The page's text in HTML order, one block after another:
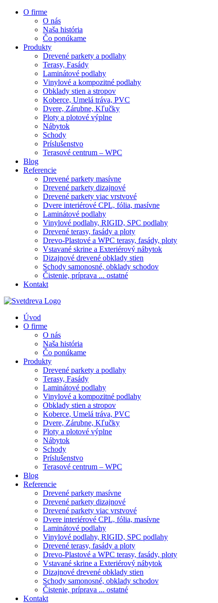
O firme
O nás
Naša história
Čo ponúkame
Produkty
Drevené parkety a podlahy
Terasy, Fasády
Laminátové podlahy
Vinylové a kompozitné podlahy
Obklady stien a stropov
Koberce, Umelá tráva, PVC
Dvere, Zárubne, Kľučky
Ploty a plotové výplne
Nábytok
Schody
Príslušenstvo
Terasové centrum – WPC
Blog
Referencie
Drevené parkety masívne
Drevené parkety dizajnové
Drevené parkety viac vrstvové
Dvere interiérové CPL, fólia, masívne
Laminátové podlahy
Vinylové podlahy, RIGID, SPC podlahy
Drevené terasy, fasády a ploty
Drevo-Plastové a WPC terasy, fasády, ploty
Vstavané skrine a Exteriérový nábytok
Dizajnové drevené obklady stien
Schody samonosné, obklady schodov
Čistenie, príprava ... ostatné
Kontakt
Úvod
O firme
O nás
Naša história
Čo ponúkame
Produkty
Drevené parkety a podlahy
Terasy, Fasády
Laminátové podlahy
Vinylové a kompozitné podlahy
Obklady stien a stropov
Koberce, Umelá tráva, PVC
Dvere, Zárubne, Kľučky
Ploty a plotové výplne
Nábytok
Schody
Príslušenstvo
Terasové centrum – WPC
Blog
Referencie
Drevené parkety masívne
Drevené parkety dizajnové
Drevené parkety viac vrstvové
Dvere interiérové CPL, fólia, masívne
Laminátové podlahy
Vinylové podlahy, RIGID, SPC podlahy
Drevené terasy, fasády a ploty
Drevo-Plastové a WPC terasy, fasády, ploty
Vstavané skrine a Exteriérový nábytok
Dizajnové drevené obklady stien
Schody samonosné, obklady schodov
Čistenie, príprava ... ostatné
Kontakt